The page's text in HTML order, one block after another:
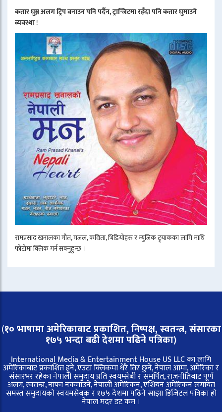
कतार घुम्न अलग ट्रिप बनाउन पनि पर्दैन, ट्रान्जिटमा रहँदा पनि कतार घुमाउने
ब्यबस्था!
रामप्रसाद खनालका गीत, गजल, कविता, भिडियोहरु र म्युजिक ट्र्याकका लागि माथि
फोटोमा क्लिक गर्न सक्नुहुन्छ ।
(१० भाषामा अमेरिकाबाट प्रकाशित, निष्पक्ष, स्वतन्त्र,संसारका
१७५ भन्दा बढी देशमा पढिने पत्रिका)
International Media & Entertainment House US LLC का लागि
अमेरिकाबाट प्रकाशित हुने, एउटा क्लिकमा धेरै तिर छुने, नेपाल आमा, अमेरिका र
संसारभर रहेका नेपाली समुदाय प्रति स्वयम्सेबी र समर्पित, राजनीतिबाट पूर्ण
अलग, स्वतन्त्र, नाफा नकमाउने, नेपाली अमेरिकन, एशियन अमेरिकन लगायत
समस्त समुदायको स्वयमसेबक र १७५ देशमा पढिने साझा डिजिटल पत्रिका हो
नेपाल मदर डट कम ।